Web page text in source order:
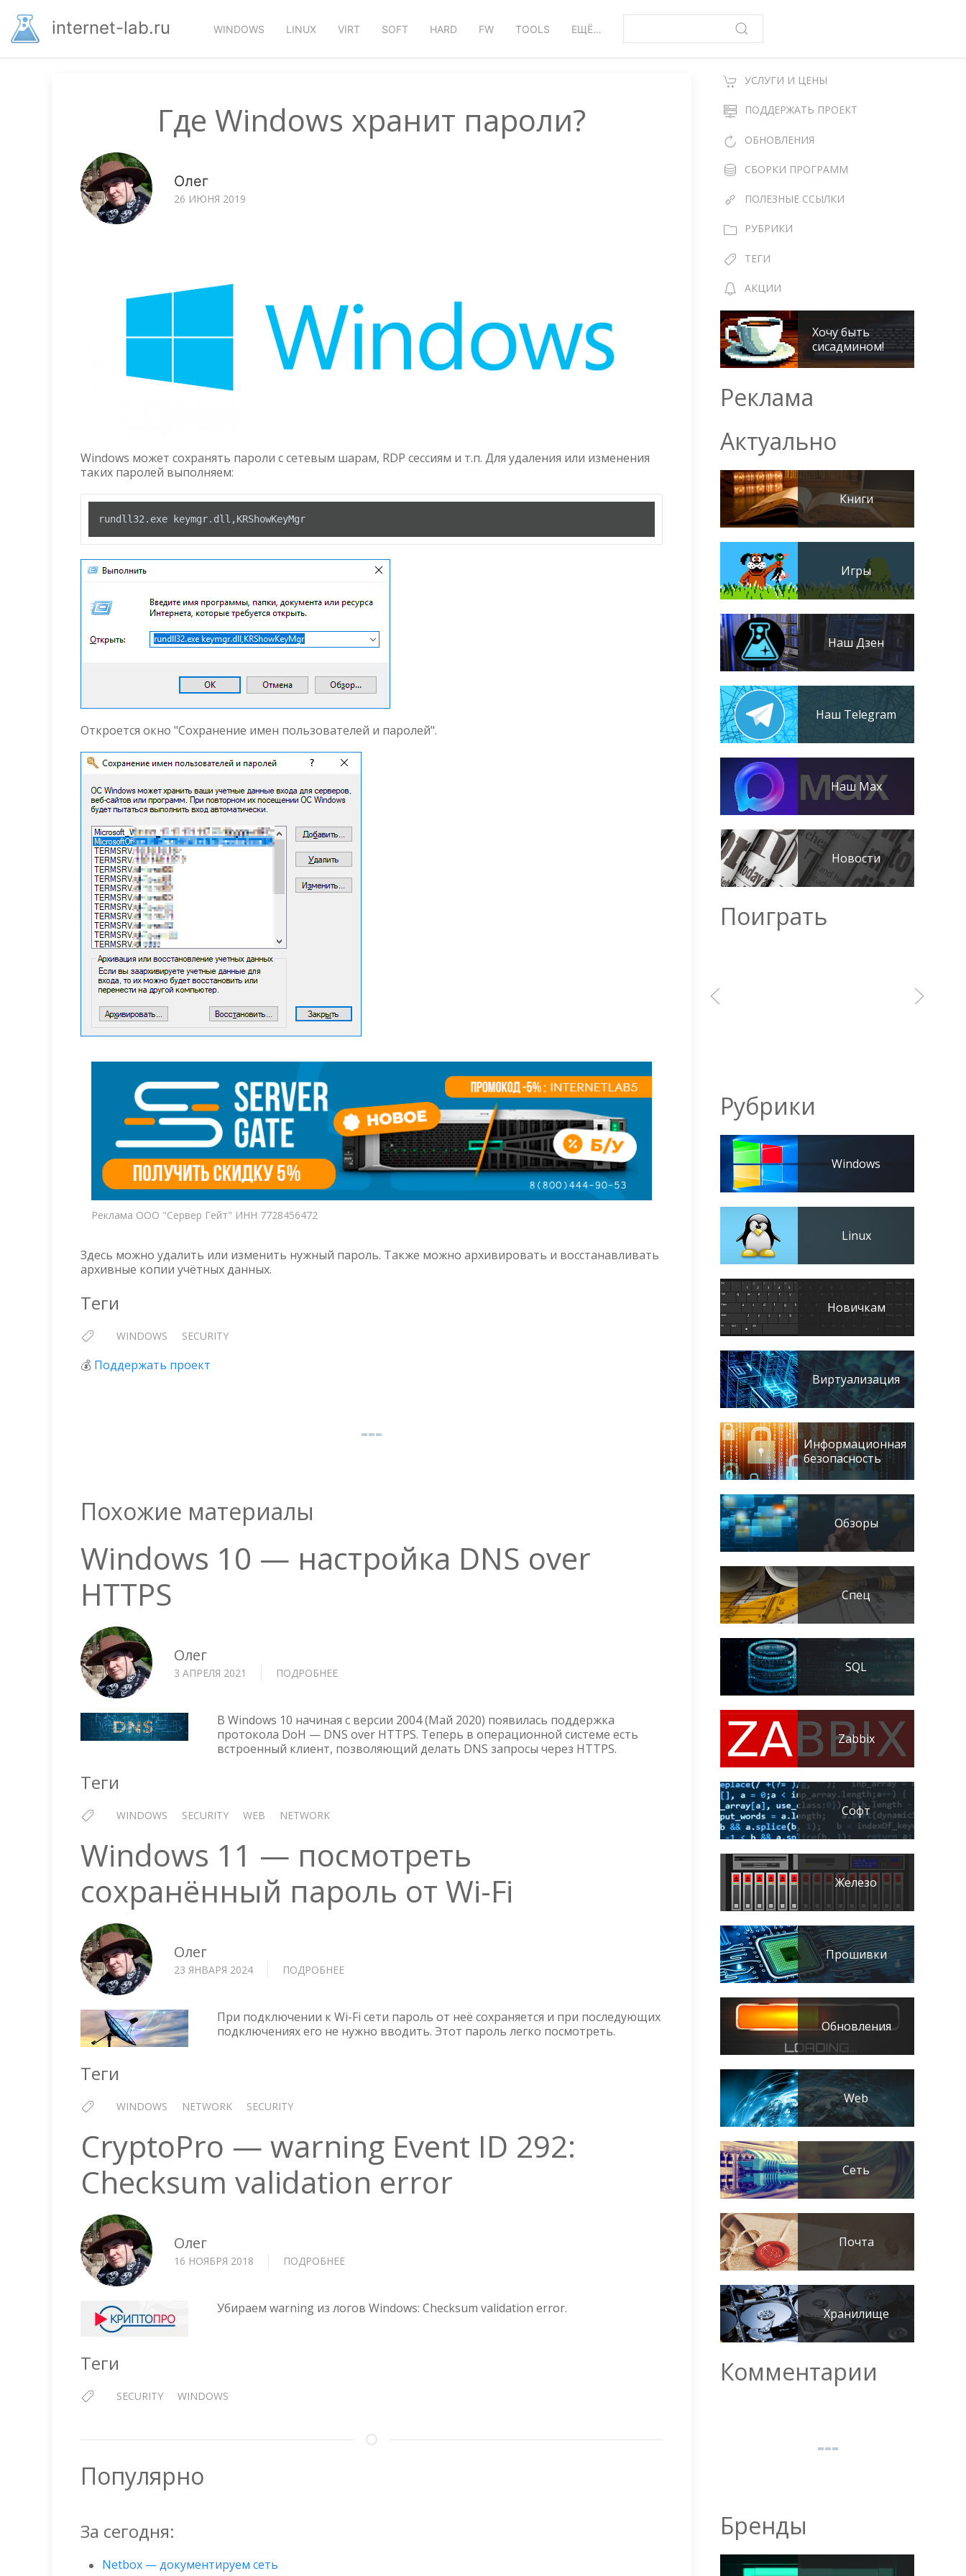
основномуinternet-lab.ru WINDOWS LINUX VIRT SOFT HARD FW TOOLS ЕЩЁ…
Где Windows хранит пароли?
Олег
26 ИЮНЯ 2019
Windows может сохранять пароли с сетевым шарам, RDP сессиям и т.п. Для удаления или изменения
таких паролей выполняем:
rundll32 .exe keymgr.dll ,KRShowKeyMgr
Откроется окно "Сохранение имен пользователей и паролей".
Реклама ООО "Сервер Гейт" ИНН 7728456472
Здесь можно удалить или изменить нужный пароль. Также можно архивировать и восстанавливать
архивные копии учётных данных.
Теги
WINDOWS SECURITY
💰 Поддержать проект
Похожие материалы
Windows 10 — настройка DNS over
HTTPS
Олег
3 АПРЕЛЯ 2021 ПОДРОБНЕЕ
—
НАСТРОЙКА
DNS
В Windows 10 начиная с версии 2004 (Май 2020) появилась поддержка
протокола DoH — DNS over HTTPS. Теперь в операционной системе есть
встроенный клиент, позволяющий делать DNS запросы через HTTPS.
Теги
WINDOWS SECURITY WEB NETWORK
Windows 11 — посмотреть
сохранённый пароль от Wi-Fi
Олег
23 ЯНВАРЯ 2024 ПОДРОБНЕЕ
—
ПОСМОТРЕТЬ
При подключении к Wi-Fi сети пароль от неё сохраняется и при последующих
подключениях его не нужно вводить. Этот пароль легко посмотреть.
Теги
WINDOWS NETWORK SECURITY
CryptoPro — warning Event ID 292:
Checksum validation error
Олег
16 НОЯБРЯ 2018 ПОДРОБНЕЕ
WARNING
Убираем warning из логов Windows: Checksum validation error.
Теги
SECURITY WINDOWS
Популярно
За сегодня:
Netbox — документируем сеть
УСЛУГИ И ЦЕНЫ
ПОДДЕРЖАТЬ ПРОЕКТ
ОБНОВЛЕНИЯ
СБОРКИ ПРОГРАММ
ПОЛЕЗНЫЕ ССЫЛКИ
РУБРИКИ
ТЕГИ
АКЦИИ
Хочу быть
сисадмином!
Реклама
Актуально
Книги
Игры
Наш Дзен
Наш Telegram
Наш Max
Новости
Поиграть
Рубрики
Windows
Linux
Новичкам
Виртуализация
Информационная
безопасность
Обзоры
Спец
SQL
Zabbix
Софт
Железо
Прошивки
Обновления
Web
Сеть
Почта
Хранилище
Комментарии
Бренды